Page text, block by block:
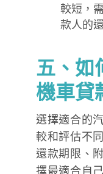
較短，
款人的
五、如
機車貸
選擇適合的
較和評估不
還款期限、
擇最適合自